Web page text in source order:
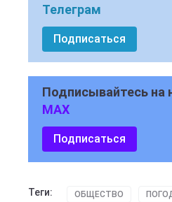
Телеграм
Подписаться
Подписывайтесь на
MAX
Подписаться
Теги: ОБЩЕСТВО